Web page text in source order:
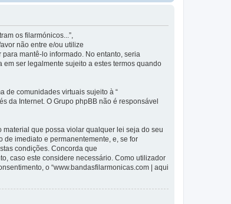
os filarmónicos...”,
não entre e/ou utilize
mantê-lo informado. No entanto, seria
em ser legalmente sujeito a estes termos quando
de comunidades virtuais sujeito à “
da Internet. O Grupo phpBB não é responsável
que possa violar qualquer lei seja do seu
de imediato e permanentemente, e, se for
condições. Concorda que
caso este considere necessário. Como utilizador
o “www.bandasfilarmonicas.com | aqui